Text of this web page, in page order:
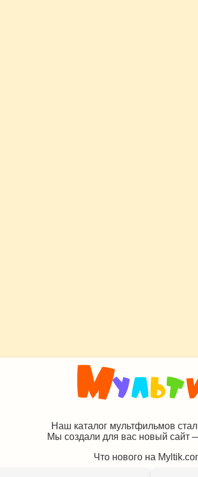
Наш каталог мультфильмов
Мы создали для вас новый сайт
Что нового на